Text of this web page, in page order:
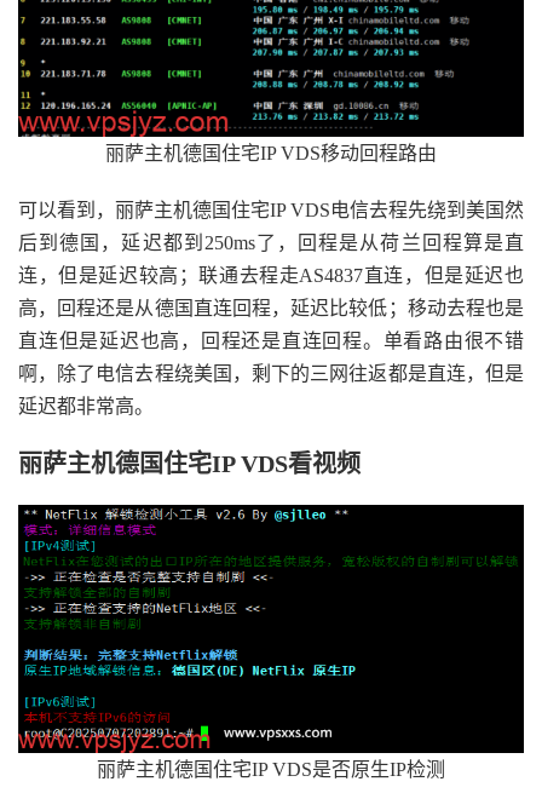
丽萨主机德国住宅IP VDS移动回程路由
可以看到，丽萨主机德国住宅IP VDS电信去程先绕到美国然
后到德国，延迟都到250ms了，回程是从荷兰回程算是直
连，但是延迟较高；联通去程走AS4837直连，但是延迟也
高，回程还是从德国直连回程，延迟比较低；移动去程也是
直连但是延迟也高，回程还是直连回程。单看路由很不错
啊，除了电信去程绕美国，剩下的三网往返都是直连，但是
延迟都非常高。
丽萨主机德国住宅IP VDS看视频
丽萨主机德国住宅IP VDS是否原生IP检测